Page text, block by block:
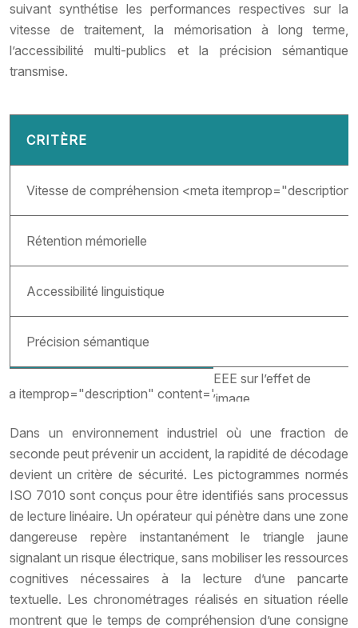
suivant synthétise les performances respectives sur la
vitesse de traitement, la mémorisation à long terme,
l’accessibilité multi-publics et la précision sémantique
transmise.
CRITÈRE
Vitesse de compréhension <meta
Rétention mémorielle
Accessibilité linguistique
Précision sémantique
Dans un environnement industriel où une fraction de
seconde peut prévenir un accident, la rapidité de décodage
devient un critère de sécurité. Les pictogrammes normés
ISO 7010 sont conçus pour être identifiés sans processus
de lecture linéaire. Un opérateur qui pénètre dans une zone
dangereuse repère instantanément le triangle jaune
signalant un risque électrique, sans mobiliser les ressources
cognitives nécessaires à la lecture d’une pancarte
textuelle. Les chronométrages réalisés en situation réelle
montrent que le temps de compréhension d’une consigne